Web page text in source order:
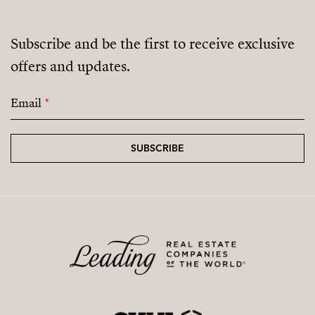
Subscribe and be the first to receive exclusive
offers and updates.
Email*
SUBSCRIBE